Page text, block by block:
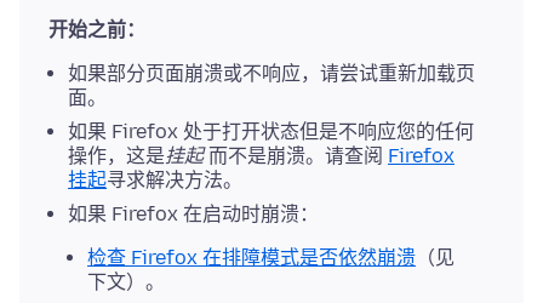
开始之前：
如果部分页面崩溃或不响应，请尝试重新加载页
面。
如果 Firefox 处于打开状态但是不响应您的任何
操作，这是挂起而不是崩溃。请查阅 Firefox
挂起寻求解决方法。
如果 Firefox 在启动时崩溃：
检查 Firefox 在排障模式是否依然崩溃 （见
下文）。